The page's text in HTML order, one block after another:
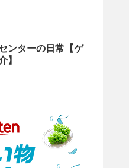
ンターの日常【ゲ
】